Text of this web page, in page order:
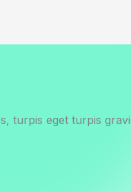
turpis eget turpis